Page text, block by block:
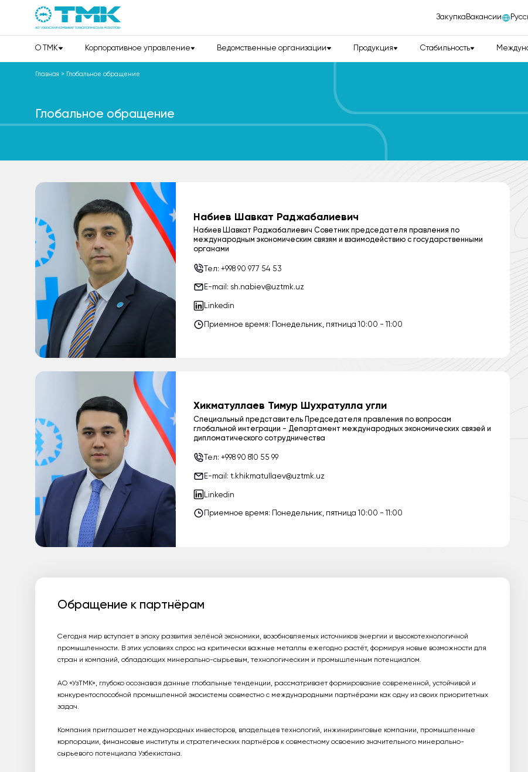
Закупка Вакансии
О TMK Корпоративное управление Ведомственные организации Продукция Стабильность
Главная > Глобальное обращение
Глобальное обращение
Набиев Шавкат Раджабалиевич
Набиев Шавкат Раджабалиевич Советник председателя правления по
международным экономическим связям и взаимодействию с государственными
органами
Тел: +998 90 977 54 53
E-mail: sh.nabiev@uztmk.uz
Linkedin
Приемное время: Понедельник, пятница 10:00 - 11:00
Хикматуллаев Тимур Шухратулла угли
Специальный представитель Председателя правления по вопросам
глобальной интеграции - Департамент международных экономических связей и
дипломатического сотрудничества
Тел: +998 90 810 55 99
E-mail: t.khikmatullaev@uztmk.uz
Linkedin
Приемное время: Понедельник, пятница 10:00 - 11:00
Обращение к партнёрам
Сегодня мир вступает в эпоху развития зелёной экономики, возобновляемых источников энергии и высокотехнологичной
промышленности. В этих условиях спрос на критически важные металлы ежегодно растёт, формируя новые возможности для
стран и компаний, обладающих минерально-сырьевым, технологическим и промышленным потенциалом.
АО «УзТМК», глубоко осознавая данные глобальные тенденции, рассматривает формирование современной, устойчивой и
конкурентоспособной промышленной экосистемы совместно с международными партнёрами как одну из своих приоритетных
задач.
Компания приглашает международных инвесторов, владельцев технологий, инжиниринговые компании, промышленные
корпорации, финансовые институты и стратегических партнёров к совместному освоению значительного минерально-
сырьевого потенциала Узбекистана.